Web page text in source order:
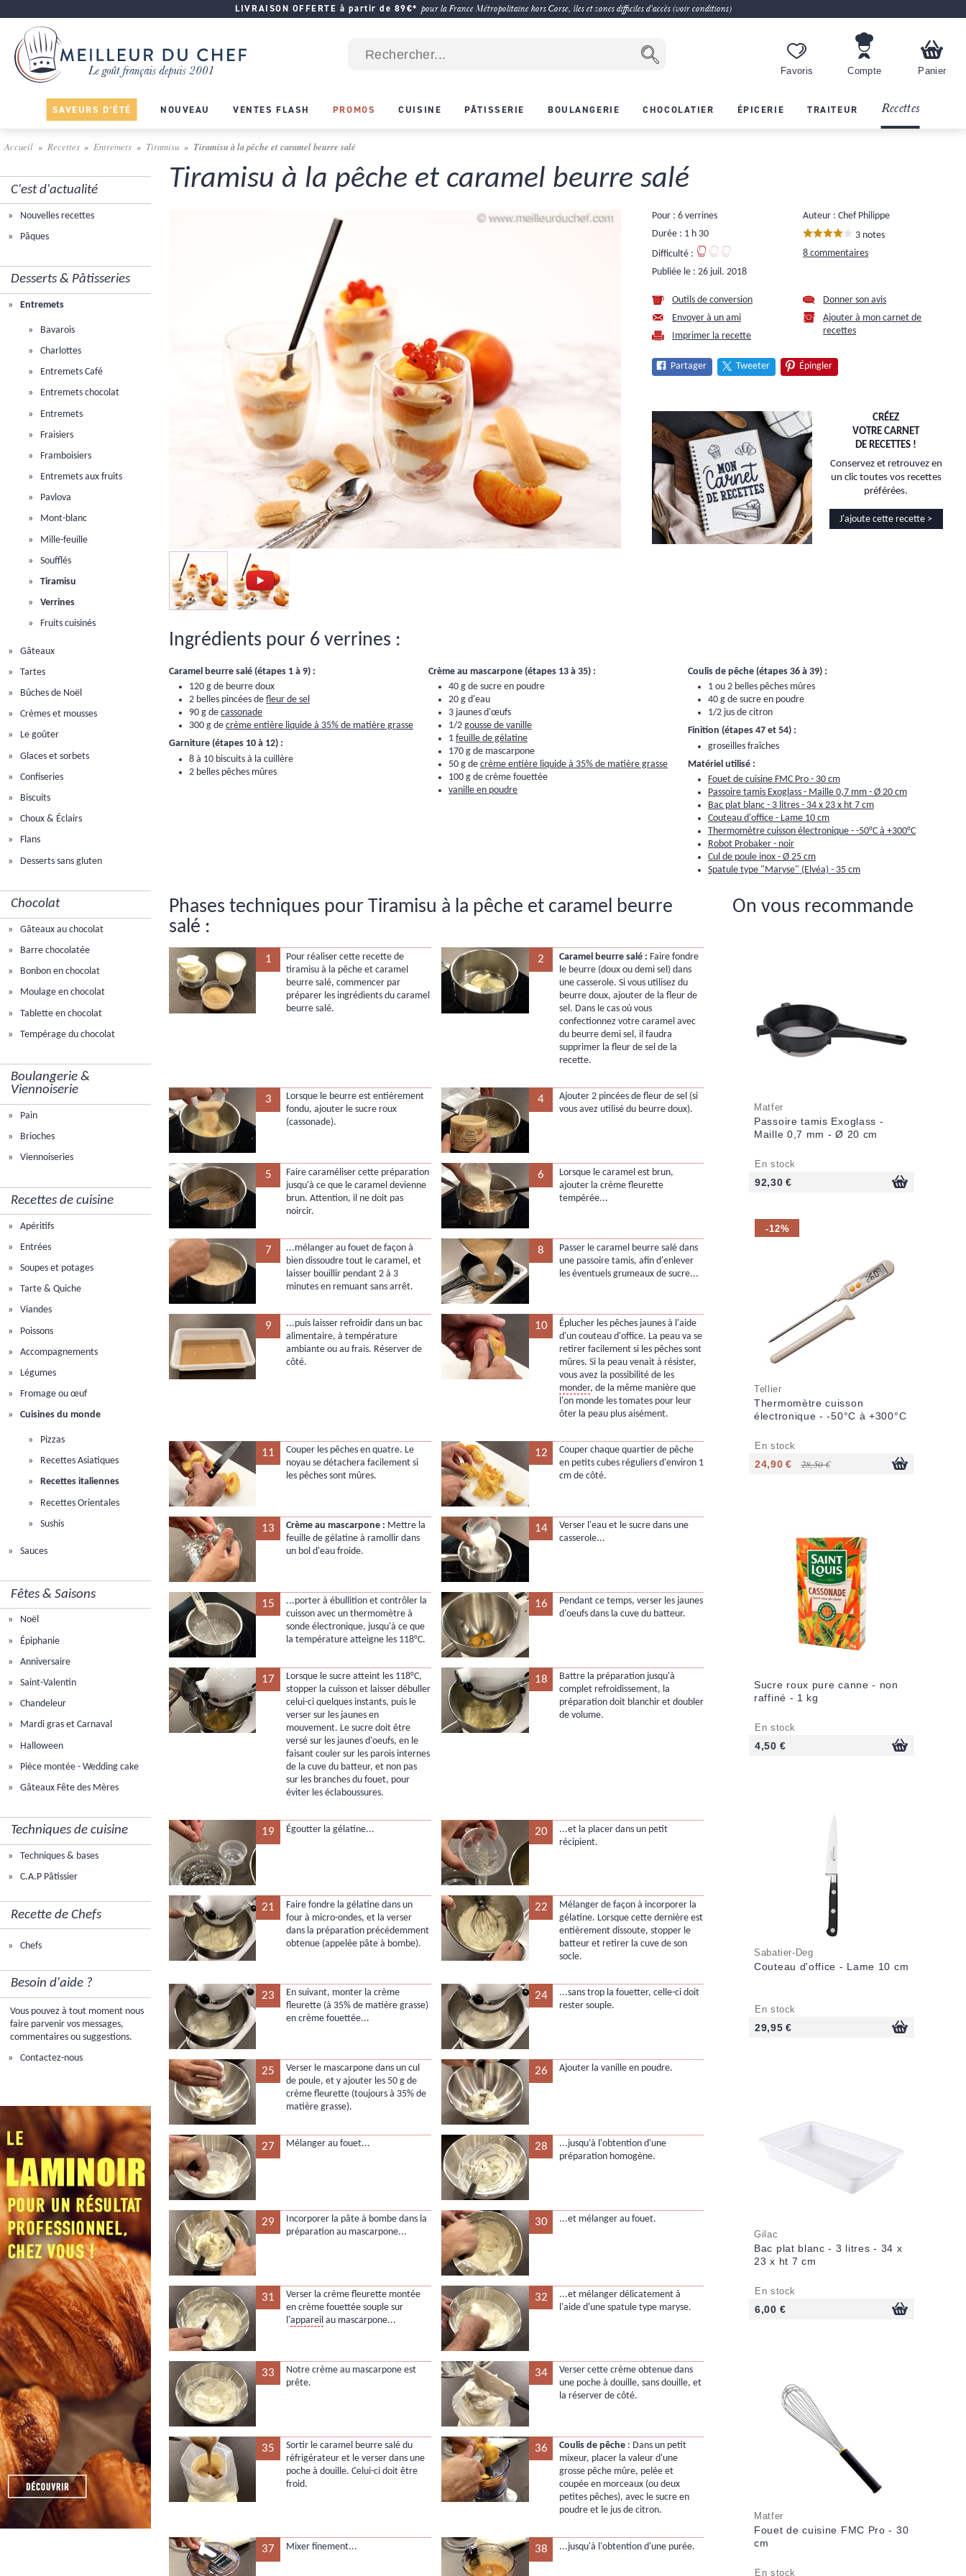
LIVRAISON OFFERTE à partir de 89€* pour la France Métropolitaine hors Corse, îles et zones difficiles d'accès (voir conditions)
Favoris Compte Panier
SAVEURS D'ÉTÉ NOUVEAU VENTES FLASH PROMOS CUISINE PÂTISSERIE BOULANGERIE CHOCOLATIER ÉPICERIE TRAITEUR Recettes
Accueil Recettes Entremets Tiramisu Tiramisu à la pêche et caramel beurre salé
C'est d'actualité
Nouvelles recettes
Pâques
Desserts & Pâtisseries
Entremets
Bavarois
Charlottes
Entremets Café
Entremets chocolat
Entremets
Fraisiers
Framboisiers
Entremets aux fruits
Pavlova
Mont-blanc
Mille-feuille
Soufflés
Tiramisu
Verrines
Fruits cuisinés
Gâteaux
Tartes
Bûches de Noël
Crèmes et mousses
Le goûter
Glaces et sorbets
Confiseries
Biscuits
Choux & Éclairs
Flans
Desserts sans gluten
Chocolat
Gâteaux au chocolat
Barre chocolatée
Bonbon en chocolat
Moulage en chocolat
Tablette en chocolat
Tempérage du chocolat
Boulangerie &
Viennoiserie
Pain
Brioches
Viennoiseries
Recettes de cuisine
Apéritifs
Entrées
Soupes et potages
Tarte & Quiche
Viandes
Poissons
Accompagnements
Légumes
Fromage ou œuf
Cuisines du monde
Pizzas
Recettes Asiatiques
Recettes italiennes
Recettes Orientales
Sushis
Sauces
Fêtes & Saisons
Noël
Épiphanie
Anniversaire
Saint-Valentin
Chandeleur
Mardi gras et Carnaval
Halloween
Pièce montée - Wedding cake
Gâteaux Fête des Mères
Techniques de cuisine
Techniques & bases
C.A.P Pâtissier
Recette de Chefs
Chefs
Besoin d'aide ?
Vous pouvez à tout moment nous
faire parvenir vos messages,
commentaires ou suggestions.
Contactez-nous
Tiramisu à la pêche et caramel beurre salé
Pour : 6 verrines
Durée : 1 h 30
Difficulté :
Publiée le :26 juil. 2018
Auteur : Chef Philippe
3 notes
8 commentaires
Outils de conversion
Envoyer à un ami
Imprimer la recette
Donner son avis
Ajouter à mon carnet de
recettes
Partager Tweeter Épingler
CRÉEZ
VOTRE CARNET
DE RECETTES !
Conservez et retrouvez en
un clic toutes vos recettes
préférées.
J'ajoute cette recette >
Ingrédients pour 6 verrines :
Caramel beurre salé (étapes 1 à 9) :
120 g de beurre doux
2 belles pincées de fleur de sel
90 g de cassonade
300 g de crème entière liquide à 35% de matière grasse
Garniture (étapes 10 à 12) :
8 à 10 biscuits à la cuillère
2 belles pêches mûres
Crème au mascarpone (étapes 13 à 35) :
40 g de sucre en poudre
20 g d'eau
3 jaunes d'œufs
1/2 gousse de vanille
1 feuille de gélatine
170 g de mascarpone
50 g de crème entière liquide à 35% de matière grasse
100 g de crème fouettée
vanille en poudre
Coulis de pêche (étapes 36 à 39) :
1 ou 2 belles pêches mûres
40 g de sucre en poudre
1/2 jus de citron
Finition (étapes 47 et 54) :
groseilles fraîches
Matériel utilisé :
Fouet de cuisine FMC Pro - 30 cm
Passoire tamis Exoglass - Maille 0,7 mm - Ø 20 cm
Bac plat blanc - 3 litres - 34 x 23 x ht 7 cm
Couteau d'office - Lame 10 cm
Thermomètre cuisson électronique - -50°C à +300°C
Robot Probaker - noir
Cul de poule inox - Ø 25 cm
Spatule type "Maryse" (Elvéa) - 35 cm
On vous recommande
Matfer
Passoire tamis Exoglass -
Maille 0,7 mm - Ø 20 cm
En stock
92,30 €
-12%
Tellier
Thermomètre cuisson
électronique - -50°C à +300°C
En stock
24,90 € 28,50 €
Sucre roux pure canne - non
raffiné - 1 kg
En stock
4,50 €
Sabatier-Deg
Couteau d'office - Lame 10 cm
En stock
29,95 €
Gilac
Bac plat blanc - 3 litres - 34 x
23 x ht 7 cm
En stock
6,00 €
Matfer
Fouet de cuisine FMC Pro - 30
cm
En stock
Phases techniques pour Tiramisu à la pêche et caramel beurre
salé :
1
Pour réaliser cette recette de
tiramisu à la pêche et caramel
beurre salé, commencer par
préparer les ingrédients du caramel
beurre salé.
2 Caramel beurre salé : Faire fondre
le beurre (doux ou demi sel) dans
une casserole. Si vous utilisez du
beurre doux, ajouter de la fleur de
sel. Dans le cas où vous
confectionnez votre caramel avec
du beurre demi sel, il faudra
supprimer la fleur de sel de la
recette.
3
Lorsque le beurre est entièrement
fondu, ajouter le sucre roux
(cassonade).
4
Ajouter 2 pincées de fleur de sel (si
vous avez utilisé du beurre doux).
5
Faire caraméliser cette préparation
jusqu'à ce que le caramel devienne
brun. Attention, il ne doit pas
noircir.
6
Lorsque le caramel est brun,
ajouter la crème fleurette
tempérée...
7
...mélanger au fouet de façon à
bien dissoudre tout le caramel, et
laisser bouillir pendant 2 à 3
minutes en remuant sans arrêt.
8
Passer le caramel beurre salé dans
une passoire tamis, afin d'enlever
les éventuels grumeaux de sucre...
9
...puis laisser refroidir dans un bac
alimentaire, à température
ambiante ou au frais. Réserver de
côté.
10
Éplucher les pêches jaunes à l'aide
d'un couteau d'office. La peau va se
retirer facilement si les pêches sont
mûres. Si la peau venait à résister,
vous avez la possibilité de les
monder, de la même manière que
l'on monde les tomates pour leur
ôter la peau plus aisément.
11
Couper les pêches en quatre. Le
noyau se détachera facilement si
les pêches sont mûres.
12
Couper chaque quartier de pêche
en petits cubes réguliers d'environ 1
cm de côté.
13 Crème au mascarpone : Mettre la
feuille de gélatine à ramollir dans
un bol d'eau froide.
14
Verser l'eau et le sucre dans une
casserole...
15
...porter à ébullition et contrôler la
cuisson avec un thermomètre à
sonde électronique, jusqu'à ce que
la température atteigne les 118°C.
16
Pendant ce temps, verser les jaunes
d'oeufs dans la cuve du batteur.
17
Lorsque le sucre atteint les 118°C,
stopper la cuisson et laisser débuller
celui-ci quelques instants, puis le
verser sur les jaunes en
mouvement. Le sucre doit être
versé sur les jaunes d'oeufs, en le
faisant couler sur les parois internes
de la cuve du batteur, et non pas
sur les branches du fouet, pour
éviter les éclaboussures.
18
Battre la préparation jusqu'à
complet refroidissement, la
préparation doit blanchir et doubler
de volume.
19 Égoutter la gélatine... 20
...et la placer dans un petit
récipient.
21
Faire fondre la gélatine dans un
four à micro-ondes, et la verser
dans la préparation précédemment
obtenue (appelée pâte à bombe).
22
Mélanger de façon à incorporer la
gélatine. Lorsque cette dernière est
entièrement dissoute, stopper le
batteur et retirer la cuve de son
socle.
23
En suivant, monter la crème
fleurette (à 35% de matière grasse)
en crème fouettée...
24
...sans trop la fouetter, celle-ci doit
rester souple.
25
Verser le mascarpone dans un cul
de poule, et y ajouter les 50 g de
crème fleurette (toujours à 35% de
matière grasse).
26 Ajouter la vanille en poudre.
27 Mélanger au fouet... 28
...jusqu'à l'obtention d'une
préparation homogène.
29
Incorporer la pâte à bombe dans la
préparation au mascarpone...
30 ...et mélanger au fouet.
31
Verser la crème fleurette montée
en crème fouettée souple sur
l'appareil au mascarpone...
32
...et mélanger délicatement à
l'aide d'une spatule type maryse.
33
Notre crème au mascarpone est
prête.
34
Verser cette crème obtenue dans
une poche à douille, sans douille, et
la réserver de côté.
35
Sortir le caramel beurre salé du
réfrigérateur et le verser dans une
poche à douille. Celui-ci doit être
froid.
36 Coulis de pêche : Dans un petit
mixeur, placer la valeur d'une
grosse pêche mûre, pelée et
coupée en morceaux (ou deux
petites pêches), avec le sucre en
poudre et le jus de citron.
37 Mixer finement... 38 ...jusqu'à l'obtention d'une purée.